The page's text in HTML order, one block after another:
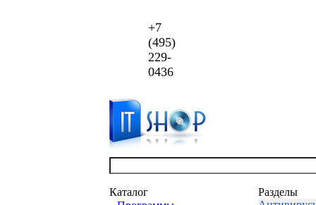
+7
(495)
229-
0436
Каталог
Разделы